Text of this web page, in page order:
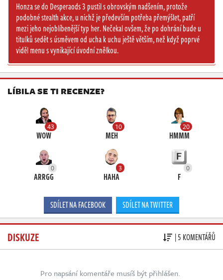
Honza se do Desperaods 3 pustil s obrovským nadšením, protože
podobné stealth akce, u nichž je především potřeba přemýšlet, patří
mezi jeho nejoblíbenější typ her. Nečekal ovšem, že po dohrání bude u
titulků sedět s úsměvem od ucha k uchu ještě větším, než když poprvé
viděl menu s vynikající úvodní znělkou.
LÍBILA SE TI RECENZE?
43
WOW
10
MEH
20
HMMM
0
ARRGG
3
HAHA
0
F
SDÍLET NA FACEBOOK SDÍLET NA TWITTER
DISKUZE | 5 KOMENTÁŘŮ
Pro napsání komentáře musíš být přihlášen.